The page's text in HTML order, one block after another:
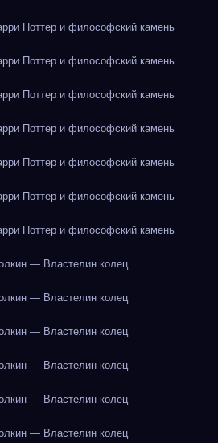
Поттер и философский камень
Поттер и философский камень
Поттер и философский камень
Поттер и философский камень
Поттер и философский камень
Поттер и философский камень
Поттер и философский камень
— Властелин колец
— Властелин колец
— Властелин колец
— Властелин колец
— Властелин колец
— Властелин колец